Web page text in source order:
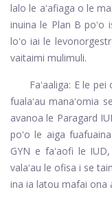
lalo le aʻafiaga o le
inuina le Plan B poʻo
loʻo iai le
vaitaimi mulimuli.
Faʻaaliga: E le
fualaʻau manaʻomia
avanoa le Paragard
poʻo le aiga
GYN e faʻaofi le
valaʻau le ofisa i se
ina ia latou mafai ona